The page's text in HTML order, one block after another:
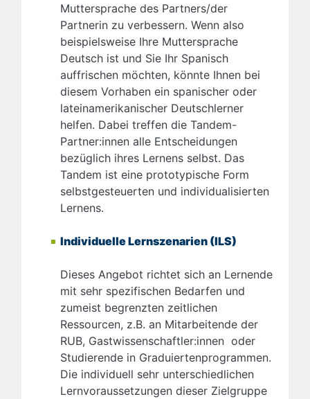
Muttersprache des Partners/der
Partnerin zu verbessern. Wenn also
beispielsweise Ihre Muttersprache
Deutsch ist und Sie Ihr Spanisch
auffrischen möchten, könnte Ihnen bei
diesem Vorhaben ein spanischer oder
lateinamerikanischer Deutschlerner
helfen. Dabei treffen die Tandem-
Partner:innen alle Entscheidungen
bezüglich ihres Lernens selbst. Das
Tandem ist eine prototypische Form
selbstgesteuerten und individualisierten
Lernens.
Individuelle Lernszenarien (ILS)
Dieses Angebot richtet sich an Lernende
mit sehr spezifischen Bedarfen und
zumeist begrenzten zeitlichen
Ressourcen, z.B. an Mitarbeitende der
RUB, Gastwissenschaftler:innen oder
Studierende in Graduiertenprogrammen.
Die individuell sehr unterschiedlichen
Lernvoraussetzungen dieser Zielgruppe